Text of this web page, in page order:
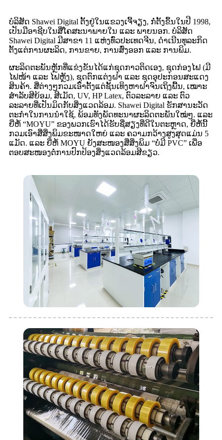
ບໍລິສັດ Shawei Digital ຕັ້ງຢູ່ໃນແຂວງເຈີ້ຈຽງ, ກໍ່ຕັ້ງຂຶ້ນໃນປີ 1998,
ເປັນມືອາຊີບໃນສື່ໂຄສະນາພາຍໃນ ແລະ ພາຍນອກ. ບໍລິສັດ
Shawei Digital ມີສາຂາ 11 ແຫ່ງທົ່ວປະເທດຈີນ, ດຳເນີນທຸລະກິດ
ຕັ້ງແຕ່ການຜະລິດ, ການຂາຍ, ການສົ່ງອອກ ແລະ ການພິມ.
ຜະລິດຕະພັນຫຼັກທີ່ແຂ່ງຂັນໄດ້ແກ່ຊຸດກາວຕິດເອງ, ຊຸດກ່ອງໄຟ (ມີ
ໄຟໜ້າ ແລະ ໄຟຫຼັງ), ຊຸດຕົກແຕ່ງຝາ ແລະ ຊຸດອຸປະກອນສະແດງ
ສິນຄ້າ. ສື່ຕ່າງໆກວມເອົາຕັ້ງແຕ່ຊັ້ນເທິງຫາຝາຈົນເຖິງພື້ນ, ເໝາະ
ສຳລັບສີຍ້ອມ, ສີເມັດ, UV, HP Latex, ຕົວລະລາຍ ແລະ ຕົວ
ລະລາຍທີ່ເປັນມິດກັບສິ່ງແວດລ້ອມ. Shawei Digital ຮັກສານະວັດ
ຕະກຳໃນການນຳໃຊ້, ພ້ອມທັງພັດທະນາຜະລິດຕະພັນໃໝ່ໆ. ແລະ
ຍີ່ຫໍ້ “MOYU” ຂອງພວກເຮົາໄດ້ຮັບຊື່ສຽງທີ່ດີໃນຕະຫຼາດ, ຍີ່ຫໍ້ນີ້
ກວມເອົາສື່ສິ່ງພິມຂະໜາດໃຫຍ່ ແລະ ຄວາມກວ້າງສູງສຸດແມ່ນ 5
ແມັດ. ແລະ ຍີ່ຫໍ້ MOYU ຍັງສະໜອງສື່ສິ່ງພິມ “ບໍ່ມີ PVC” ເພື່ອ
ຕອບສະໜອງຕໍ່ການປົກປ້ອງສິ່ງແວດລ້ອມສີຂຽວ.